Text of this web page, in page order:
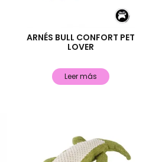
ARNÉS BULL CONFORT PET
LOVER
Leer más